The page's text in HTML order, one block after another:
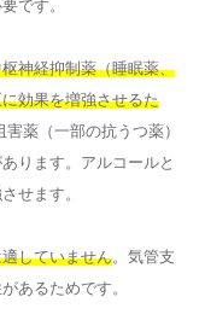
です。
神経抑制薬（睡眠薬、
効果を増強させるた
害薬（一部の抗うつ薬）
ります。アルコールと
せます。
していません。気管支
あるためです。